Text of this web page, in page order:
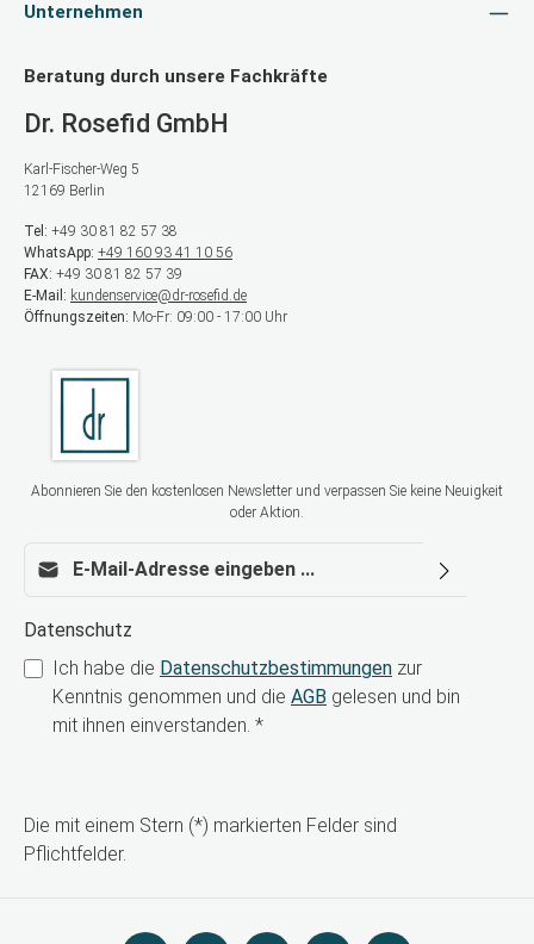
Unternehmen
Beratung durch unsere Fachkräfte
Dr. Rosefid GmbH
Karl-Fischer-Weg 5
12169 Berlin
Tel: +49 30 81 82 57 38
WhatsApp: +49 160 93 41 10 56
FAX: +49 30 81 82 57 39
E-Mail: kundenservice@dr-rosefid.de
Öffnungszeiten: Mo-Fr: 09:00 - 17:00 Uhr
Abonnieren Sie den kostenlosen Newsletter und verpassen Sie keine Neuigkeit
oder Aktion.
Datenschutz
Ich habe die Datenschutzbestimmungen zur
Kenntnis genommen und die AGB gelesen und bin
mit ihnen einverstanden. *
Die mit einem Stern (*) markierten Felder sind
Pflichtfelder.